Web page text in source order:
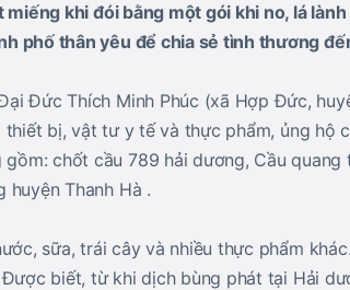
khi đói bằng một gói khi no, lá
phố thân yêu để chia sẻ tình thương
Đức Thích Minh Phúc (xã Hợp Đức,
bị, vật tư y tế và thực phẩm, ủng hộ
chốt cầu 789 hải dương, Cầu quang
huyện Thanh Hà .
sữa, trái cây và nhiều thực phẩm
biết, từ khi dịch bùng phát tại Hải